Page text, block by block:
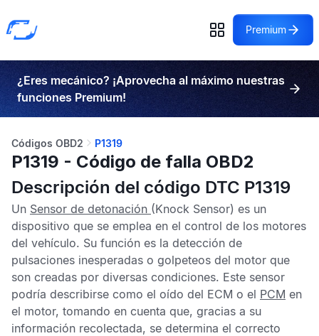
Premium
¿Eres mecánico? ¡Aprovecha al máximo nuestras
funciones Premium!
Códigos OBD2 P1319
P1319 - Código de falla OBD2
Descripción del código DTC P1319
Un Sensor de detonación (Knock Sensor) es un
dispositivo que se emplea en el control de los motores
del vehículo. Su función es la detección de
pulsaciones inesperadas o golpeteos del motor que
son creadas por diversas condiciones. Este sensor
podría describirse como el oído del ECM o el PCM en
el motor, tomando en cuenta que, gracias a su
información recolectada, se determina el correcto